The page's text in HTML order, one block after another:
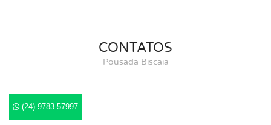
CONTATOS
Pousada Biscaia
(24) 9783-57997